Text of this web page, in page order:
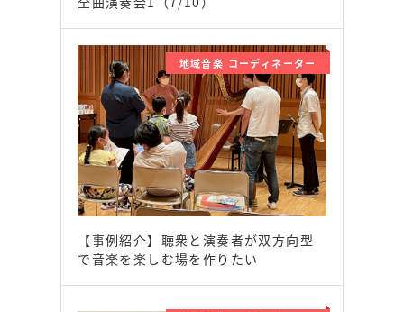
地域音楽 コーディネーター
【事例紹介】聴衆と演奏者が双方向型
で音楽を楽しむ場を作りたい